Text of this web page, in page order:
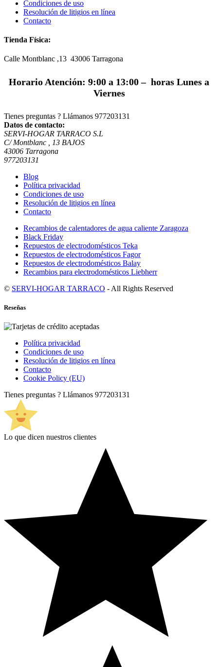
Condiciones de uso
Resolución de litigios en línea
Contacto
Tienda Física:
Calle Montblanc ,13 43006 Tarragona
Horario Atención: 9:00 a 13:00 – horas Lunes a
Viernes
Tienes preguntas ? Llámanos 977203131
Datos de contacto:
SERVI-HOGAR TARRACO S.L
C/ Montblanc , 13 BAJOS
43006 Tarragona
977203131
Blog
Política privacidad
Condiciones de uso
Resolución de litigios en línea
Contacto
Recambios de calentadores de agua caliente Zaragoza
Black Friday
Repuestos de electrodomésticos Teka
Repuestos de electrodomésticos Fagor
Repuestos de electrodomésticos Balay
Recambios para electrodomésticos Liebherr
© SERVI-HOGAR TARRACO - All Rights Reserved
Reseñas
Política privacidad
Condiciones de uso
Resolución de litigios en línea
Contacto
Cookie Policy (EU)
Tienes preguntas ? Llámanos 977203131
Lo que dicen nuestros clientes